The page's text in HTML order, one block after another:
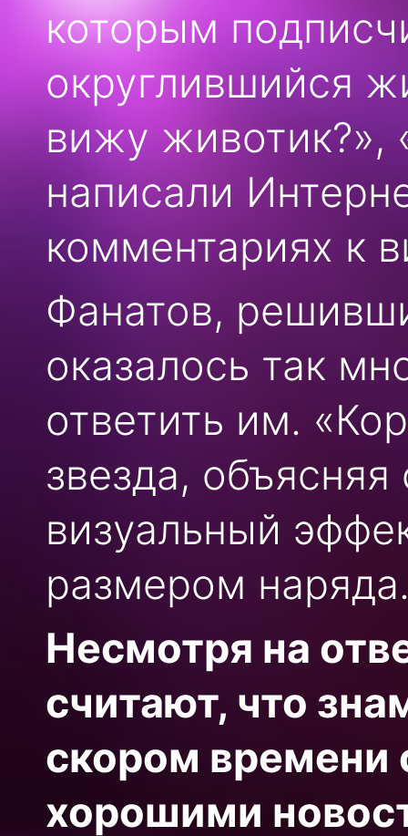
которым
округлившийся
вижу животик?»,
написали
комментариях к
Фанатов,
оказалось так
ответить им.
звезда,
визуальный
размером
Несмотря на
считают, что
скором времени
хорошими